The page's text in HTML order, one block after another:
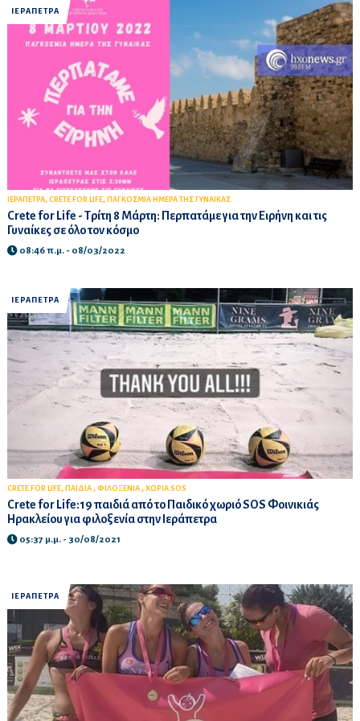
ΙΕΡΑΠΕΤΡΑ
ΙΕΡΑΠΕΤΡΑ, CRETE FOR LIFE, ΠΑΓΚΟΣΜΙΑ ΗΜΕΡΑ ΤΗΣ ΓΥΝΑΙΚΑΣ
Crete for Life - Τρίτη 8 Μάρτη: Περπατάμε για την Ειρήνη και τις
Γυναίκες σε όλο τον κόσμο
08:46 π.μ. - 08/03/2022
ΙΕΡΑΠΕΤΡΑ
CRETE FOR LIFE, ΠΑΙΔΙΑ , ΦΙΛΟΞΕΝΙΑ , ΧΩΡΙΑ SOS
Crete for Life:19 παιδιά από το Παιδικό χωριό SOS Φοινικιάς
Ηρακλείου για φιλοξενία στην Ιεράπετρα
05:37 μ.μ. - 30/08/2021
ΙΕΡΑΠΕΤΡΑ